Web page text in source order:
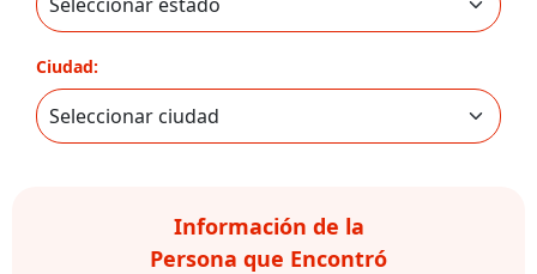
Ciudad:
Información de la
Persona que Encontró